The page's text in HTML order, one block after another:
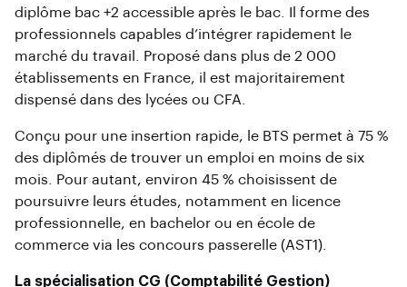
diplôme bac +2 accessible après le bac. Il forme des
professionnels capables d’intégrer rapidement le
marché du travail. Proposé dans plus de 2 000
établissements en France, il est majoritairement
dispensé dans des lycées ou CFA.
Conçu pour une insertion rapide, le BTS permet à 75 %
des diplômés de trouver un emploi en moins de six
mois. Pour autant, environ 45 % choisissent de
poursuivre leurs études, notamment en licence
professionnelle, en bachelor ou en école de
commerce via les concours passerelle (AST1).
La spécialisation CG (Comptabilité Gestion)